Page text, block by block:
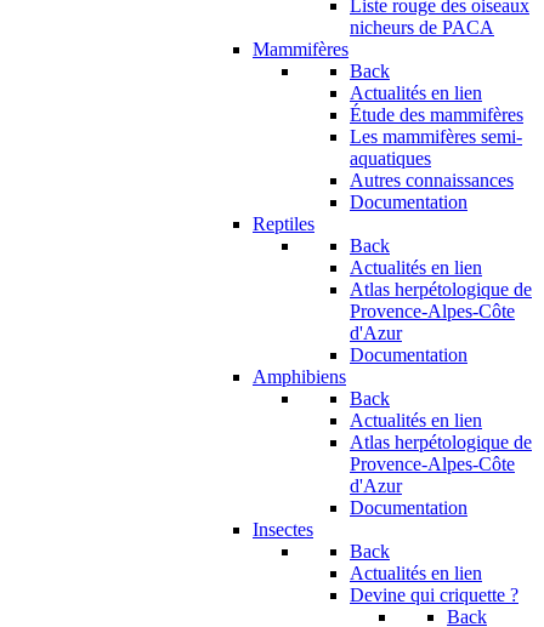
Liste rouge des oiseaux
nicheurs de PACA
Mammifères
Back
Actualités en lien
Étude des mammifères
Les mammifères semi-
aquatiques
Autres connaissances
Documentation
Reptiles
Back
Actualités en lien
Atlas herpétologique de
Provence-Alpes-Côte
d'Azur
Documentation
Amphibiens
Back
Actualités en lien
Atlas herpétologique de
Provence-Alpes-Côte
d'Azur
Documentation
Insectes
Back
Actualités en lien
Devine qui criquette ?
Back